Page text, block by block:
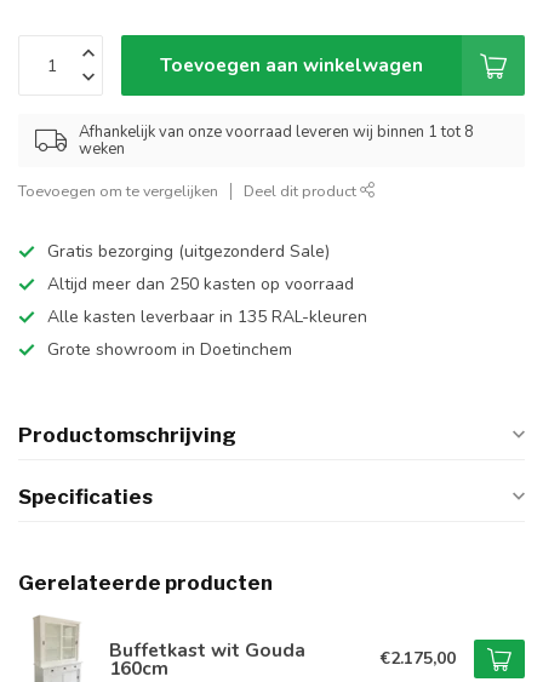
Toevoegen aan winkelwagen
Afhankelijk van onze voorraad leveren wij binnen 1 tot 8
weken
Toevoegen om te vergelijken Deel dit product
Gratis bezorging (uitgezonderd Sale)
Altijd meer dan 250 kasten op voorraad
Alle kasten leverbaar in 135 RAL-kleuren
Grote showroom in Doetinchem
Productomschrijving
Specificaties
Gerelateerde producten
Buffetkast wit Gouda
160cm €2.175,00